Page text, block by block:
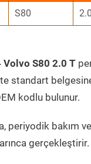
S80
Volvo S80 2.0 T
standart
kodlu bulunur.
periyodik bakım
gerçekleştirir.